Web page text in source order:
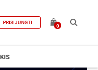
PRISIJUNGTI
0